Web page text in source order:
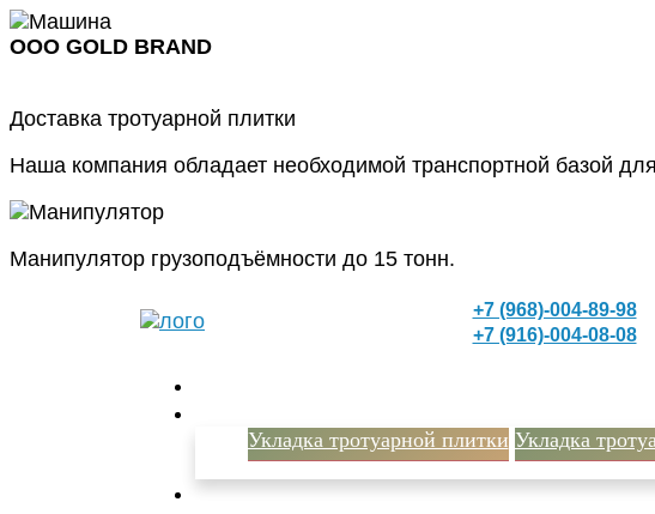
ООО GOLD BRAND
Доставка тротуарной плитки
Наша компания обладает необходимой транспортной базой
Манипулятор грузоподъёмности до 15 тонн.
+7 (968)-004-89-98
+7 (916)-004-08-08
Укладка тротуарной плитки Укладка